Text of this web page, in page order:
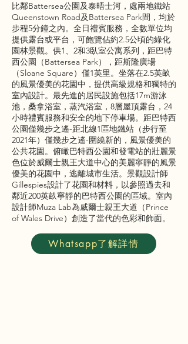
比鄰Battersea公園及泰晤士河，處兩地鐵站
Queenstown Road及Battersea Park間，均於
步程5分鐘之內。全日禮賓服務，全數單位均
提供露台或平台，可飽覽佔約2.5公頃的綠化
園林景觀。供1、2和3臥室公寓系列，距巴特
西公園（Battersea Park），距斯隆廣場
（Sloane Square）僅1英里。坐落在2.5英畝
的風景優美的花園中，提供高級規格和獨特的
室內設計。最先進的居民設施包括17m游泳
池，桑拿浴室，蒸汽浴室，8層屋頂露台，24
小時禮賓服務和安全的地下停車場。距巴特西
公園僅幾步之遙-距北線1區地鐵站（步行至
2021年）僅幾步之遙-圍繞新的，風景優美的
公共花園。俯瞰巴特西公園和發電站的壯麗景
色位於威爾士親王大道中心的美麗寧靜的風景
優美的花園中，逃離城市生活。景觀設計師
Gillespies設計了花園和材料，以參照過去和
鄰近200英畝寧靜的巴特西公園的區域。室內
設計師Muza Lab為威爾士親王大道（Prince
of Wales Drive）創造了當代的色彩和飾面。
Whatsapp了解詳情